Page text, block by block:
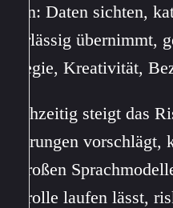
folgen: Daten sichten,
zuverlässig übernimmt,
Strategie, Kreativität,
Gleichzeitig steigt das
Änderungen vorschlägt,
bei großen
Kontrolle laufen lässt,